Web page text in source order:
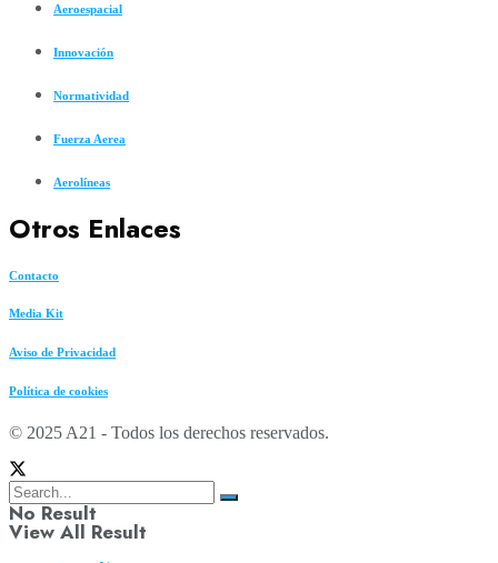
Aeroespacial
Innovación
Normatividad
Fuerza Aerea
Aerolíneas
Otros Enlaces
Contacto
Media Kit
Aviso de Privacidad
Política de cookies
© 2025 A21 - Todos los derechos reservados.
No Result
View All Result